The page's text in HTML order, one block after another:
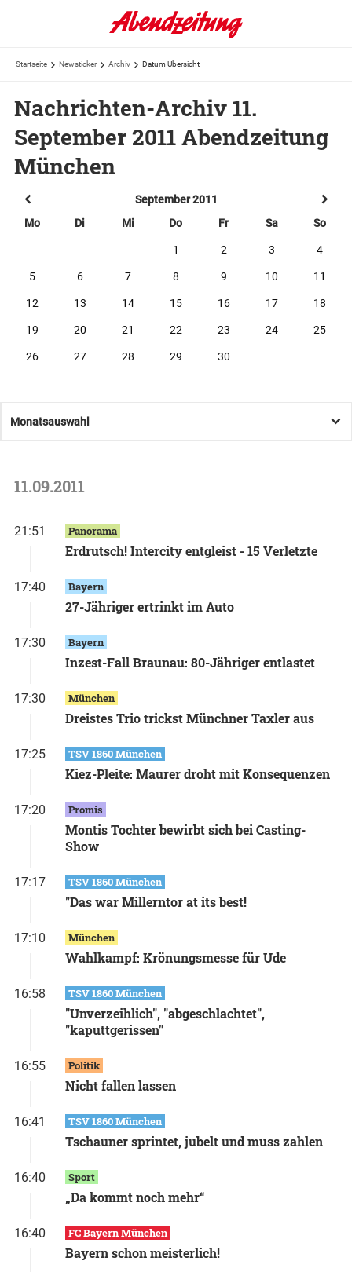
Startseite Newsticker Archiv Datum Übersicht
Nachrichten-Archiv 11.
September 2011 Abendzeitung
München
11.09.2011
21:51 Panorama
Erdrutsch! Intercity entgleist - 15 Verletzte
17:40 Bayern
27-Jähriger ertrinkt im Auto
17:30 Bayern
Inzest-Fall Braunau: 80-Jähriger entlastet
17:30 München
Dreistes Trio trickst Münchner Taxler aus
17:25 TSV 1860 München
Kiez-Pleite: Maurer droht mit Konsequenzen
17:20 Promis
Montis Tochter bewirbt sich bei Casting-
Show
17:17 TSV 1860 München
"Das war Millerntor at its best!
17:10 München
Wahlkampf: Krönungsmesse für Ude
16:58 TSV 1860 München
"Unverzeihlich", "abgeschlachtet",
"kaputtgerissen"
16:55 Politik
Nicht fallen lassen
16:41 TSV 1860 München
Tschauner sprintet, jubelt und muss zahlen
16:40 Sport
„Da kommt noch mehr“
16:40 FC Bayern München
Bayern schon meisterlich!
September 2011
Mo
Di Mi Do Fr Sa So
1 2 3 4
5 6 7 8 9 10 11
12 13 14 15 16 17 18
19 20 21 22 23 24 25
26 27 28 29 30
Monatsauswahl